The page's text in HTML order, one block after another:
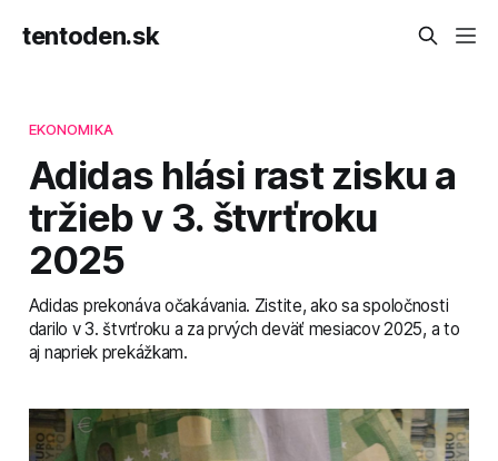
tentoden.sk
EKONOMIKA
Adidas hlási rast zisku a
tržieb v 3. štvrťroku
2025
Adidas prekonáva očakávania. Zistite, ako sa spoločnosti
darilo v 3. štvrťroku a za prvých deväť mesiacov 2025, a to
aj napriek prekážkam.